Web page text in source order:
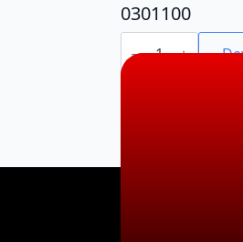
0301100
0301100
adet